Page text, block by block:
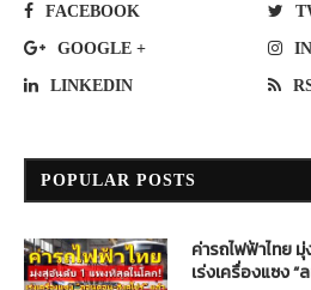
FACEBOOK
GOOGLE +
LINKEDIN
POPULAR POSTS
ค่ารถไฟฟ้าไทย
เร่งเครื่องแซง